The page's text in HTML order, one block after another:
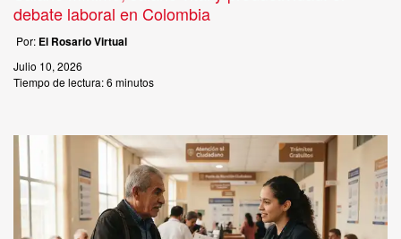
debate laboral en Colombia
Por: El Rosario Virtual
Julio 10, 2026
Tiempo de lectura:6 minutos